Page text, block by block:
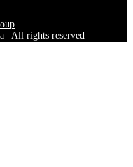
| All rights reserved